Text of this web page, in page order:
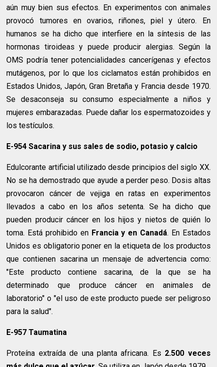
aún muy bien sus efectos. En experimentos con animales
provocó tumores en ovarios, riñones, piel y útero. En
humanos se ha dicho que interfiere en la síntesis de las
hormonas tiroideas y puede producir alergias. Según la
OMS podría tener potencialidades cancerígenas y efectos
mutágenos, por lo que los ciclamatos están prohibidos en
Estados Unidos, Japón, Gran Bretaña y Francia desde 1970.
Se desaconseja su consumo especialmente a niños y
mujeres embarazadas. Puede dañar los espermatozoides y
los testículos.
E-954 Sacarina y sus sales de sodio, potasio y calcio
Edulcorante artificial utilizado desde principios del siglo XX.
No se ha demostrado que ayude a perder peso. Dosis altas
provocaron cáncer de vejiga en ratas en experimentos
llevados a cabo en los años setenta. Se ha dicho que
pueden producir cáncer en los hijos y nietos de quién lo
toma. Está prohibido en Francia y en Canadá. En Estados
Unidos es obligatorio poner en la etiqueta de los productos
que contienen sacarina un mensaje de advertencia como:
"Este producto contiene sacarina, de la que se ha
determinado que produce cáncer en animales de
laboratorio" o "el uso de este producto puede ser peligroso
para la salud".
E-957 Taumatina
Proteína extraída de una planta africana. Es 2.500 veces